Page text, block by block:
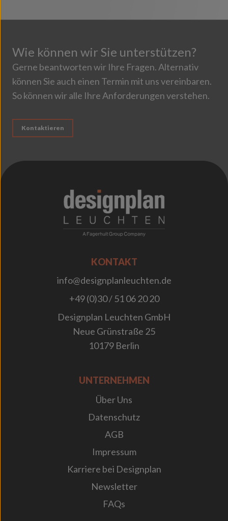
Wie können wir Sie unterstützen?
Gerne beantworten wir Ihre Fragen. Alternativ
können Sie auch einen Termin mit uns vereinbaren.
So können wir alle Ihre Anforderungen verstehen.
Kontaktieren
KONTAKT
info@designplanleuchten.de
+49 (0)30 / 51 06 20 20
Designplan Leuchten GmbH
Neue Grünstraße 25
10179 Berlin
UNTERNEHMEN
Über Uns
Datenschutz
AGB
Impressum
Karriere bei Designplan
Newsletter
FAQs